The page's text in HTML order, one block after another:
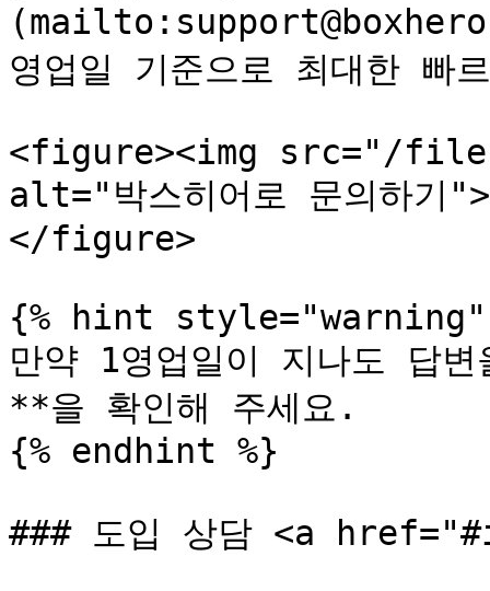
영업일 기준으로 최대한 빠
<figure><img src="/
alt="박스히어로 문의하
</figure>
{% hint style="warning"
만약 1영업일이 지나도 답
**을 확인해 주세요.
{% endhint %}
### 도입 상담 <a